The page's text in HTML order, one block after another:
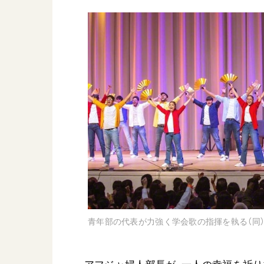
青年部の代表が力強く学会歌の指揮を執る（同